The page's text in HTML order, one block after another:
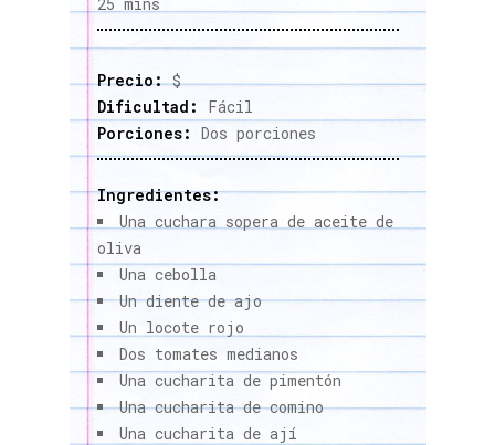
Precio:$
Dificultad:
Fácil
Porciones: Dos porciones
Ingredientes:
Una cuchara sopera de aceite de
oliva
Una cebolla
Un diente de ajo
Un locote rojo
Dos tomates medianos
Una cucharita de pimentón
Una cucharita de comino
Una cucharita de ají